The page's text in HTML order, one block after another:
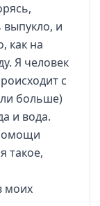
выпукло, и
как на
Я человек
с
больше)
и вода.
такое,
моих